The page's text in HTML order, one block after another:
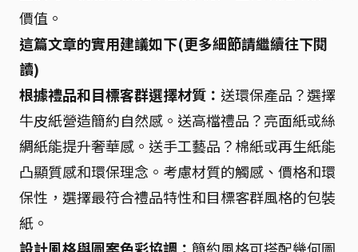
價值。
這篇文章的實用建議如下(更多細節請繼續往下閱
讀)
根據禮品和目標客群選擇材質： 送環保產品？選擇
牛皮紙營造簡約自然感。送高檔禮品？亮面紙或絲
綢紙能提升奢華感。送手工藝品？棉紙或再生紙能
凸顯質感和環保理念。考慮材質的觸感、價格和環
保性，選擇最符合禮品特性和目標客群風格的包裝
紙。